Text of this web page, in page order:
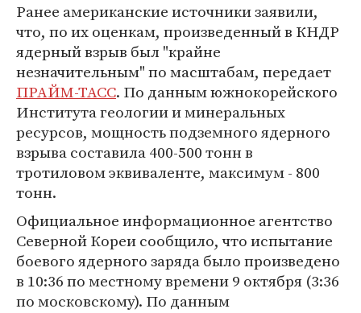
Ранее американские источники заявили,
что, по их оценкам, произведенный в КНДР
ядерный взрыв был "крайне
незначительным" по масштабам, передает
ПРАЙМ-ТАСС. По данным южнокорейского
Института геологии и минеральных
ресурсов, мощность подземного ядерного
взрыва составила 400-500 тонн в
тротиловом эквиваленте, максимум - 800
тонн.
Официальное информационное агентство
Северной Кореи сообщило, что испытание
боевого ядерного заряда было произведено
в 10:36 по местному времени 9 октября (3:36
по московскому). По данным